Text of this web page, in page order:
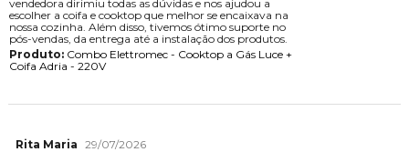
vendedora dirimiu todas as dúvidas e nos ajudou a
escolher a coifa e cooktop que melhor se encaixava na
nossa cozinha. Além disso, tivemos ótimo suporte no
pós-vendas, da entrega até a instalação dos produtos.
Produto:Combo Elettromec - Cooktop a Gás Luce +
Coifa Adria - 220V
Rita Maria 29/07/2026